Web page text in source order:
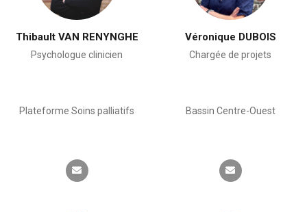
Thibault VAN RENYNGHE
Psychologue clinicien
Plateforme Soins palliatifs
Véronique DUBOIS
Chargée de projets
Bassin Centre-Ouest